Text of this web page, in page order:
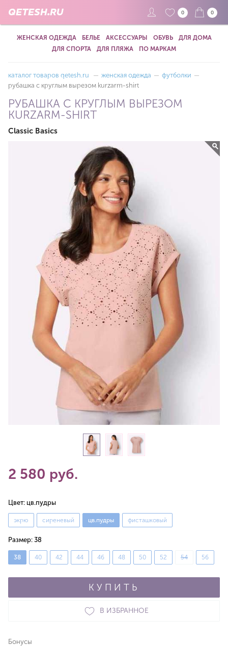
QETESH.RU 0 0
ЖЕНСКАЯ ОДЕЖДА БЕЛЬЕ АКСЕССУАРЫ ОБУВЬ
ДЛЯ ДОМА
ДЛЯ СПОРТА
ДЛЯ ПЛЯЖА ПО МАРКАМ
каталог товаров qetesh.ru — женская одежда — футболки —
рубашка с круглым вырезом kurzarm-shirt
РУБАШКА С КРУГЛЫМ ВЫРЕЗОМ
KURZARM-SHIRT
Classic Basics
2 580 руб.
Цвет: цв.пудры
экрю сиреневый цв.пудры фисташковый
Размер: 38
38 40 42 44 46 48 50 52 54 56
КУПИТЬ
В ИЗБРАННОЕ
Бонусы